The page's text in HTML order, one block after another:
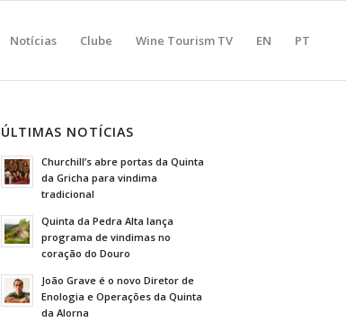
Notícias Clube Wine Tourism TV EN PT
ÚLTIMAS NOTÍCIAS
Churchill’s abre portas da Quinta
da Gricha para vindima
tradicional
Quinta da Pedra Alta lança
programa de vindimas no
coração do Douro
João Grave é o novo Diretor de
Enologia e Operações da Quinta
da Alorna